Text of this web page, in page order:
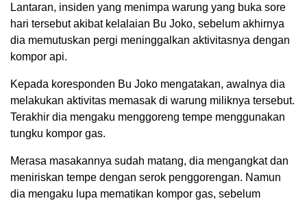
Lantaran, insiden yang menimpa warung yang buka sore
hari tersebut akibat kelalaian Bu Joko, sebelum akhirnya
dia memutuskan pergi meninggalkan aktivitasnya dengan
kompor api.
Kepada koresponden Bu Joko mengatakan, awalnya dia
melakukan aktivitas memasak di warung miliknya tersebut.
Terakhir dia mengaku menggoreng tempe menggunakan
tungku kompor gas.
Merasa masakannya sudah matang, dia mengangkat dan
meniriskan tempe dengan serok penggorengan. Namun
dia mengaku lupa mematikan kompor gas, sebelum